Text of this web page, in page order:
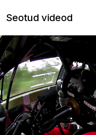
Seotud videod